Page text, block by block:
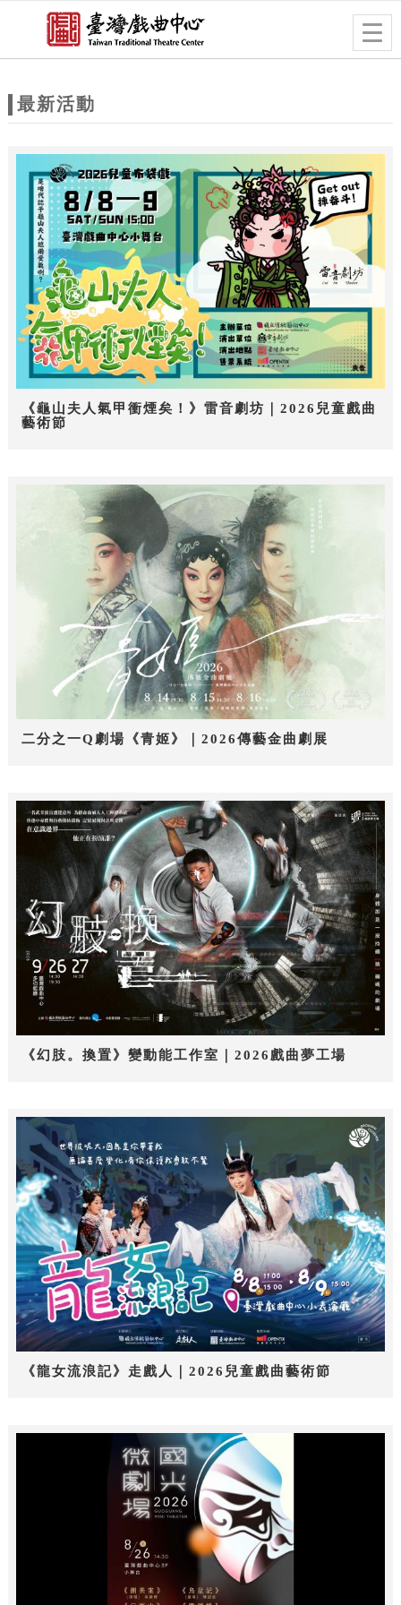
站
題
跳到主要內容
網站導覽
最新活動
《龜山夫人氣甲衝煙矣！》雷音劇坊｜2026兒童戲曲
藝術節
二分之一Q劇場《青姬》｜2026傳藝金曲劇展
《幻肢。換置》變動能工作室｜2026戲曲夢工場
《龍女流浪記》走戲人｜2026兒童戲曲藝術節